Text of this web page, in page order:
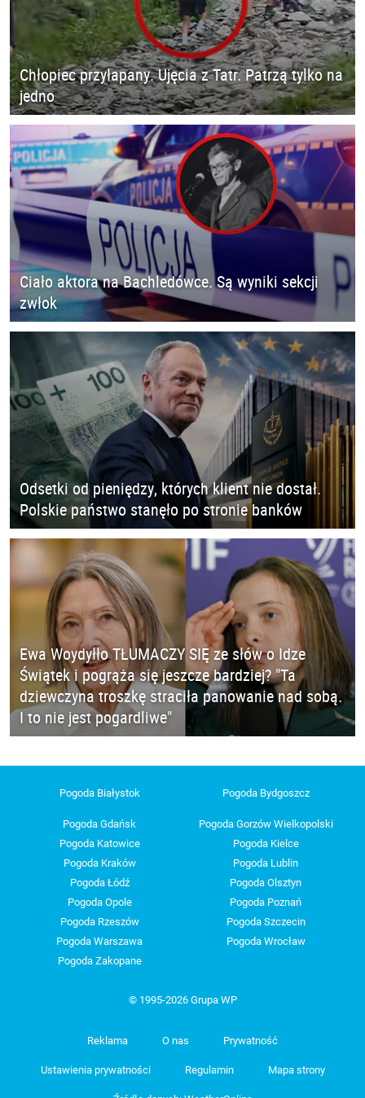
Chłopiec przyłapany. Ujęcia z Tatr. Patrzą tylko na
jedno
Ciało aktora na Bachledówce. Są wyniki sekcji
zwłok
Odsetki od pieniędzy, których klient nie dostał.
Polskie państwo stanęło po stronie banków
Ewa Woydyłło TŁUMACZY SIĘ ze słów o Idze
Świątek i pogrąża się jeszcze bardziej? "Ta
dziewczyna troszkę straciła panowanie nad sobą.
I to nie jest pogardliwe"
Pogoda Białystok Pogoda Bydgoszcz
Pogoda Gdańsk
Pogoda Gorzów Wielkopolski
Pogoda Katowice
Pogoda Kielce
Pogoda Kraków
Pogoda Lublin
Pogoda Łódź
Pogoda Olsztyn
Pogoda Opole
Pogoda Poznań
Pogoda Rzeszów
Pogoda Szczecin
Pogoda Warszawa
Pogoda Wrocław
Pogoda Zakopane
© 1995-2026 Grupa WP
Reklama O nas Prywatność
Ustawienia prywatności Regulamin Mapa strony